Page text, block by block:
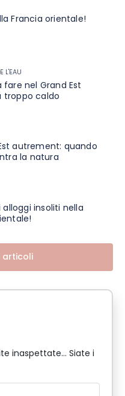
Francia orientale!
L'EAU
fare nel Grand Est
troppo caldo
autrement: quando
la natura
insoliti nella
articoli
inaspettate... Siate i